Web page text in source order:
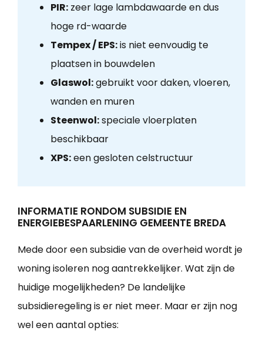
PIR:zeer lage lambdawaarde en dus
hoge rd-waarde
Tempex / EPS:is niet eenvoudig te
plaatsen in bouwdelen
Glaswol:gebruikt voor daken, vloeren,
wanden en muren
Steenwol:speciale vloerplaten
beschikbaar
XPS:een gesloten celstructuur
INFORMATIE RONDOM SUBSIDIE EN
ENERGIEBESPAARLENING GEMEENTE BREDA
Mede door een subsidie van de overheid wordt je
woning isoleren nog aantrekkelijker. Wat zijn de
huidige mogelijkheden? De landelijke
subsidieregeling is er niet meer. Maar er zijn nog
wel een aantal opties: